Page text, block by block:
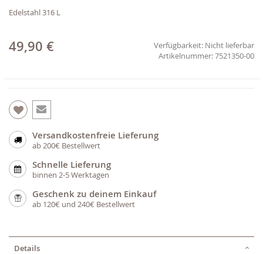
Edelstahl 316 L
49,90 € Verfügbarkeit: Nicht lieferbar
7521350-00
Versandkostenfreie Lieferung
ab 200€ Bestellwert
Schnelle Lieferung
binnen 2-5 Werktagen
Geschenk zu deinem Einkauf
ab 120€ und 240€ Bestellwert
Details